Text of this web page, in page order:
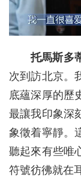
托馬斯多
次到訪北京。
底蘊深厚的歷
最讓我印象深
象徵着寧靜。
聽起來有些唯
符號彷彿就在